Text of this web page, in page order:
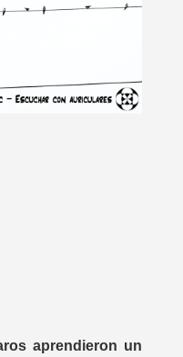
aprendieron un